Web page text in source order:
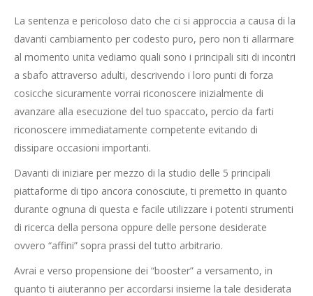
La sentenza e pericoloso dato che ci si approccia a causa di la
davanti cambiamento per codesto puro, pero non ti allarmare
al momento unita vediamo quali sono i principali siti di incontri
a sbafo attraverso adulti, descrivendo i loro punti di forza
cosicche sicuramente vorrai riconoscere inizialmente di
avanzare alla esecuzione del tuo spaccato, percio da farti
riconoscere immediatamente competente evitando di
dissipare occasioni importanti.
Davanti di iniziare per mezzo di la studio delle 5 principali
piattaforme di tipo ancora conosciute, ti premetto in quanto
durante ognuna di questa e facile utilizzare i potenti strumenti
di ricerca della persona oppure delle persone desiderate
ovvero “affini” sopra prassi del tutto arbitrario.
Avrai e verso propensione dei “booster” a versamento, in
quanto ti aiuteranno per accordarsi insieme la tale desiderata